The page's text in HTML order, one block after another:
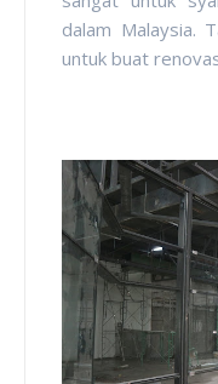
dalam Malaysia.
untuk buat